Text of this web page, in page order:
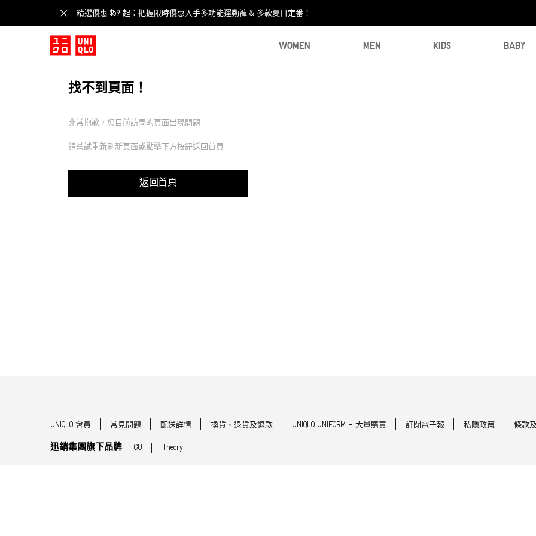
精選優惠 $59 起：把握限時優惠入手多功能運動褲 & 多款夏日定番！​
WOMEN MEN KIDS BABY
找不到頁面！
非常抱歉，您目前訪問的頁面出現問題
請嘗試重新刷新頁面或點擊下方按鈕返回首頁
返回首頁
UNIQLO 會員 常見問題 配送詳情 換貨、退貨及退款 UNIQLO UNIFORM - 大量購買 訂閱電子報 私隱政策 條款
迅銷集團旗下品牌 GU Theory